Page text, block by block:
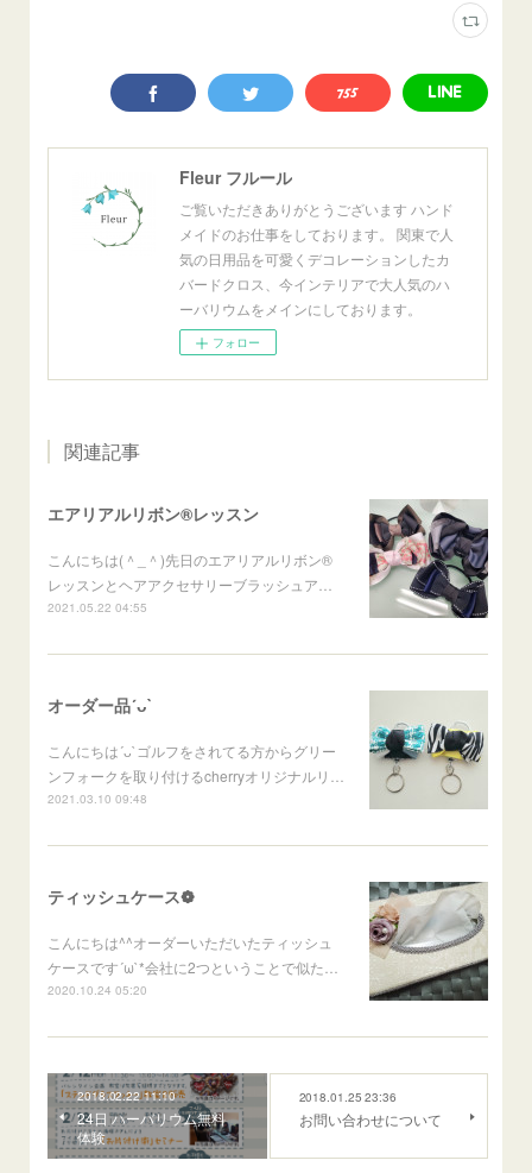
Fleur フルール
ご覧いただきありがとうございます ハンド
メイドのお仕事をしております。 関東で人
気の日用品を可愛くデコレーションしたカ
バードクロス、今インテリアで大人気のハ
ーバリウムをメインにしております。
フォロー
関連記事
エアリアルリボン®レッスン
こんにちは(＾_＾)先日のエアリアルリボン®
レッスンとヘアアクセサリーブラッシュア…
2021.05.22 04:55
オーダー品´ᴗ`
こんにちは´ᴗ`ゴルフをされてる方からグリー
ンフォークを取り付けるcherryオリジナルリ…
2021.03.10 09:48
ティッシュケース❁
こんにちは^^オーダーいただいたティッシュ
ケースです´ω`*会社に2つということで似た…
2020.10.24 05:20
2018.02.22 11:10
24日 ハーバリウム無料
体験
2018.01.25 23:36
お問い合わせについて